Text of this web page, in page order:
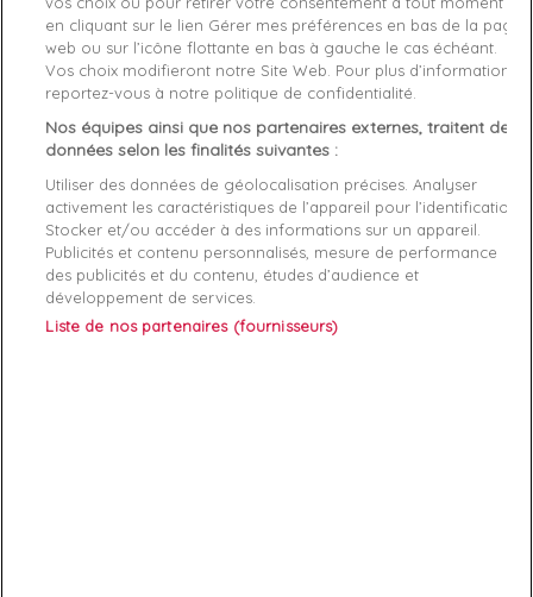
Matière Double face 300gr Coton/Polyester
Genre Homme
Rayon Vetement
Démarque 50 %
Références spécifiques
EAN-13 3606803777155
en cliquant sur le lien Gérer mes préférences en bas de la page
web ou sur l’icône flottante en bas à gauche le cas échéant.
Vos choix modifieront notre Site Web. Pour plus d’informations,
reportez-vous à notre politique de confidentialité.
Nos équipes ainsi que nos partenaires externes, traitent des
données selon les finalités suivantes :
Utiliser des données de géolocalisation précises. Analyser
activement les caractéristiques de l’appareil pour l’identification.
Stocker et/ou accéder à des informations sur un appareil.
Publicités et contenu personnalisés, mesure de performance
des publicités et du contenu, études d’audience et
développement de services.
Liste de nos partenaires (fournisseurs)